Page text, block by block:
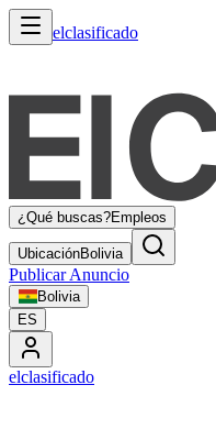
elclasificado
¿Qué buscas?Empleos
UbicaciónBolivia
Publicar Anuncio
Bolivia
ES
elclasificado